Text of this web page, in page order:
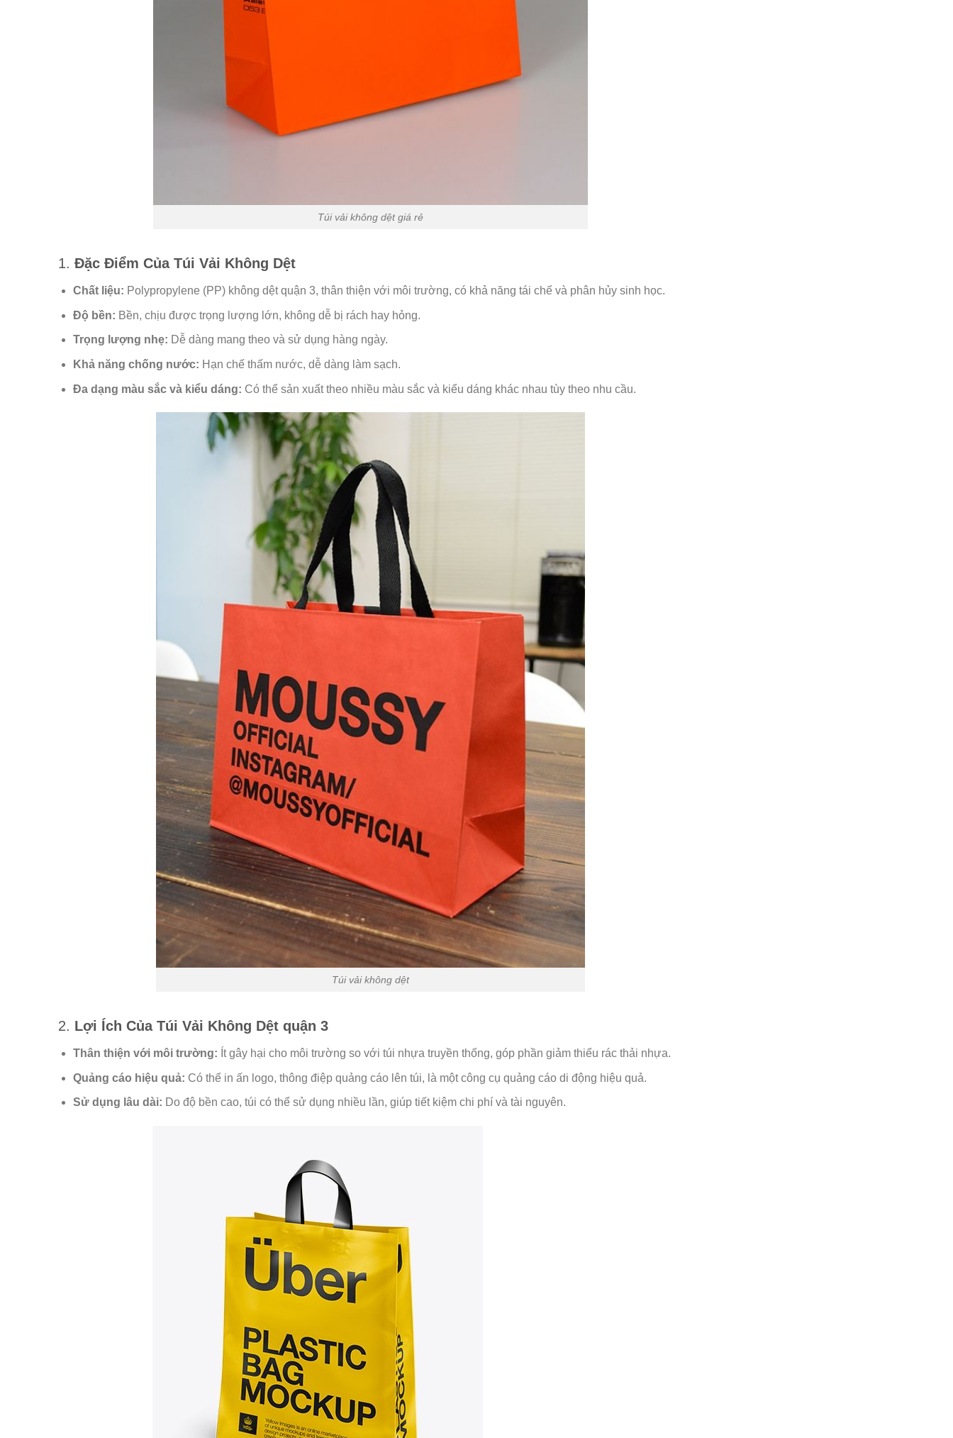
Túi vải không dệt giá rẻ
1. Đặc Điểm Của Túi Vải Không Dệt
Chất liệu: Polypropylene (PP) không dệt quận 3, thân thiện với môi trường, có khả năng tái chế và phân hủy sinh học.
Độ bền: Bền, chịu được trọng lượng lớn, không dễ bị rách hay hỏng.
Trọng lượng nhẹ: Dễ dàng mang theo và sử dụng hàng ngày.
Khả năng chống nước: Hạn chế thấm nước, dễ dàng làm sạch.
Đa dạng màu sắc và kiểu dáng: Có thể sản xuất theo nhiều màu sắc và kiểu dáng khác nhau tùy theo nhu cầu.
Túi vải không dệt
2. Lợi Ích Của Túi Vải Không Dệt quận 3
Thân thiện với môi trường: Ít gây hại cho môi trường so với túi nhựa truyền thống, góp phần giảm thiểu rác thải nhựa.
Quảng cáo hiệu quả: Có thể in ấn logo, thông điệp quảng cáo lên túi, là một công cụ quảng cáo di động hiệu quả.
Sử dụng lâu dài: Do độ bền cao, túi có thể sử dụng nhiều lần, giúp tiết kiệm chi phí và tài nguyên.